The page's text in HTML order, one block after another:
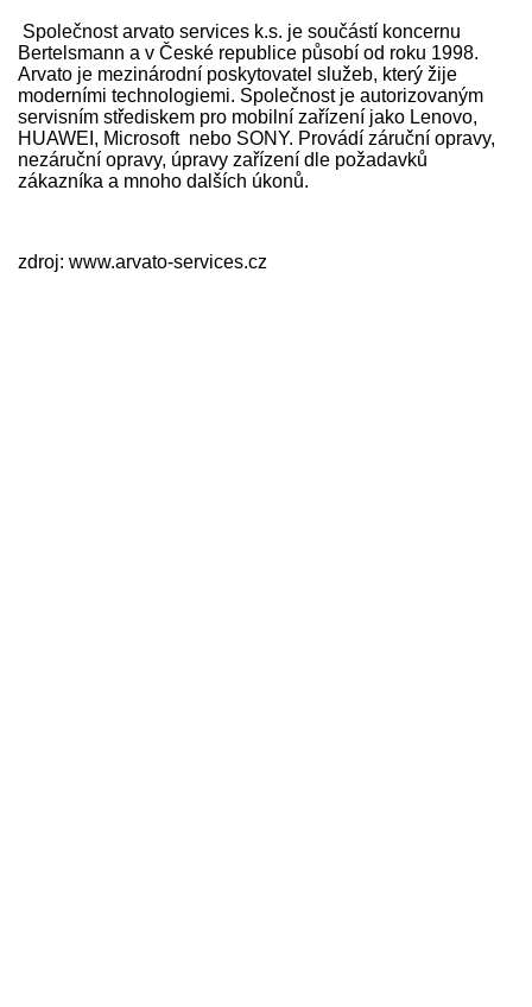
Společnost arvato services k.s. je součástí koncernu
Bertelsmann a v České republice působí od roku 1998.
Arvato je mezinárodní poskytovatel služeb, který žije
moderními technologiemi. Společnost je autorizovaným
servisním střediskem pro mobilní zařízení jako Lenovo,
HUAWEI, Microsoft nebo SONY. Provádí záruční opravy,
nezáruční opravy, úpravy zařízení dle požadavků
zákazníka a mnoho dalších úkonů.
zdroj: www.arvato-services.cz